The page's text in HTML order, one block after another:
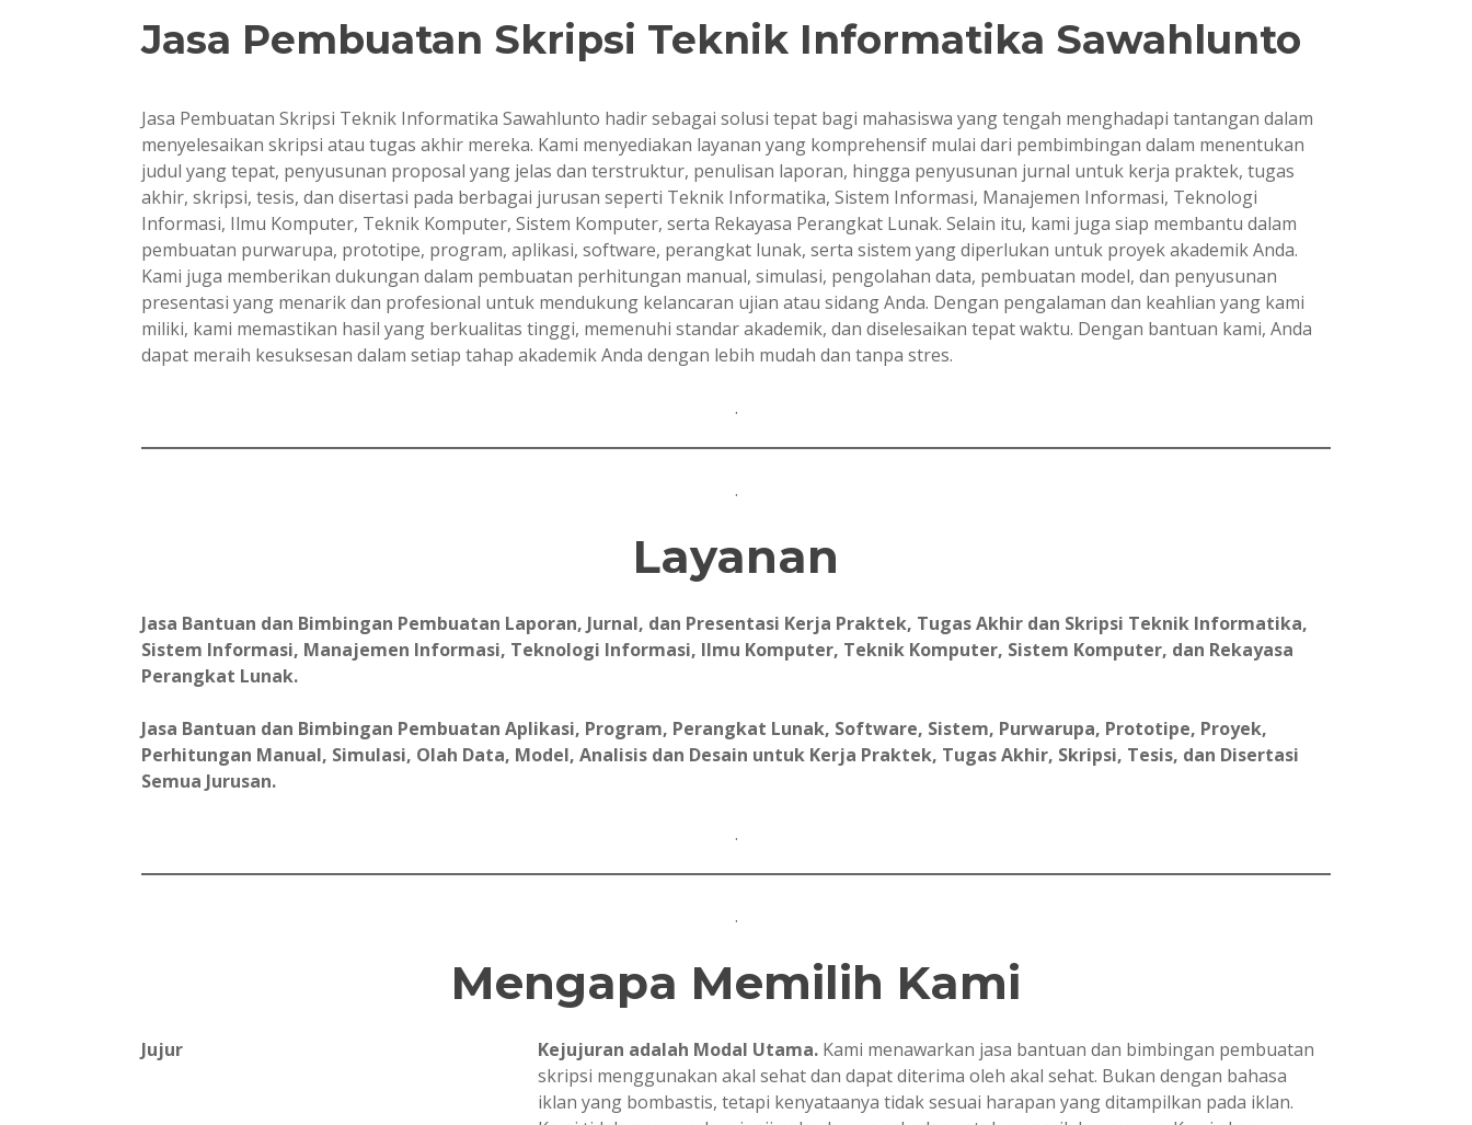
Jasa Pembuatan Skripsi Teknik Informatika Sawahlunto
Jasa Pembuatan Skripsi Teknik Informatika Sawahlunto hadir sebagai solusi tepat bagi mahasiswa yang tengah menghadapi tantangan dalam
menyelesaikan skripsi atau tugas akhir mereka. Kami menyediakan layanan yang komprehensif mulai dari pembimbingan dalam menentukan
judul yang tepat, penyusunan proposal yang jelas dan terstruktur, penulisan laporan, hingga penyusunan jurnal untuk kerja praktek, tugas
akhir, skripsi, tesis, dan disertasi pada berbagai jurusan seperti Teknik Informatika, Sistem Informasi, Manajemen Informasi, Teknologi
Informasi, Ilmu Komputer, Teknik Komputer, Sistem Komputer, serta Rekayasa Perangkat Lunak. Selain itu, kami juga siap membantu dalam
pembuatan purwarupa, prototipe, program, aplikasi, software, perangkat lunak, serta sistem yang diperlukan untuk proyek akademik Anda.
Kami juga memberikan dukungan dalam pembuatan perhitungan manual, simulasi, pengolahan data, pembuatan model, dan penyusunan
presentasi yang menarik dan profesional untuk mendukung kelancaran ujian atau sidang Anda. Dengan pengalaman dan keahlian yang kami
miliki, kami memastikan hasil yang berkualitas tinggi, memenuhi standar akademik, dan diselesaikan tepat waktu. Dengan bantuan kami, Anda
dapat meraih kesuksesan dalam setiap tahap akademik Anda dengan lebih mudah dan tanpa stres.
.
.
Layanan
Jasa Bantuan dan Bimbingan Pembuatan Laporan, Jurnal, dan Presentasi Kerja Praktek, Tugas Akhir dan Skripsi Teknik Informatika,
Sistem Informasi, Manajemen Informasi, Teknologi Informasi, Ilmu Komputer, Teknik Komputer, Sistem Komputer, dan Rekayasa
Perangkat Lunak.
Jasa Bantuan dan Bimbingan Pembuatan Aplikasi, Program, Perangkat Lunak, Software, Sistem, Purwarupa, Prototipe, Proyek,
Perhitungan Manual, Simulasi, Olah Data, Model, Analisis dan Desain untuk Kerja Praktek, Tugas Akhir, Skripsi, Tesis, dan Disertasi
Semua Jurusan.
.
.
Mengapa Memilih Kami
Jujur Kejujuran adalah Modal Utama.Kami menawarkan jasa bantuan dan bimbingan pembuatan
skripsi menggunakan akal sehat dan dapat diterima oleh akal sehat. Bukan dengan bahasa
iklan yang bombastis, tetapi kenyataanya tidak sesuai harapan yang ditampilkan pada iklan.